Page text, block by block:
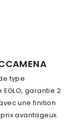
type
garantie 2
une finition
avantageux.